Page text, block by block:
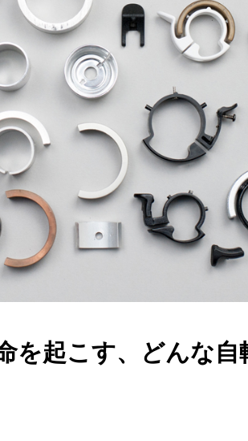
を起こす、どんな